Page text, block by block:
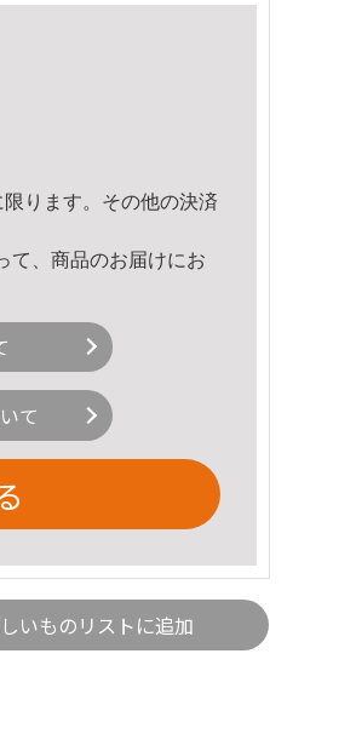
ります。その他の決済
て、商品のお届けにお
て
いものリストに追加